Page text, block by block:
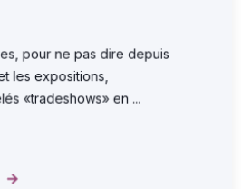
pour ne pas dire depuis
les expositions,
«tradeshows» en ...